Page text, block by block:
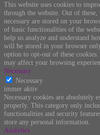
This website uses cookies to
through the website. Out of these,
necessary are stored on your
of basic functionalities of the
help us analyze and understand
will be stored in your browser
option to opt-out of these
may affect your browsing
Necessary
Necessary
immer aktiv
Necessary cookies are absolutely
properly. This category only
functionalities and security
store any personal information.
Analytics